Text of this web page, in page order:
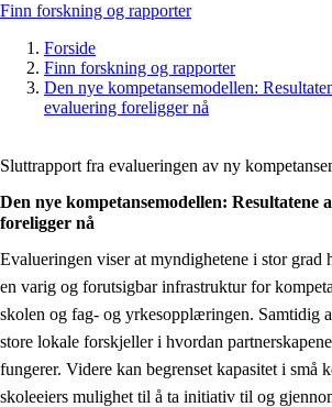
Finn forskning og rapporter
Forside
Finn forskning og rapporter
Den nye kompetansemodellen:
evaluering foreligger nå
Sluttrapport fra evalueringen av ny
Den nye kompetansemodellen: Resultatene
foreligger nå
Evalueringen viser at myndighetene i stor grad
en varig og forutsigbar infrastruktur for
skolen og fag- og yrkesopplæringen. Samtidig
store lokale forskjeller i hvordan
fungerer. Videre kan begrenset kapasitet i små
skoleeiers mulighet til å ta initiativ til og